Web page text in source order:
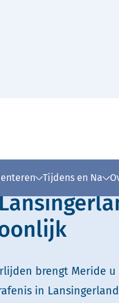
Tijdens en Na
Simpele tekst
brengt Meride u
in